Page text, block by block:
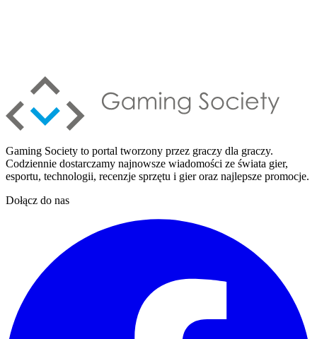
Gaming Society to portal tworzony przez graczy dla graczy.
Codziennie dostarczamy najnowsze wiadomości ze świata gier,
esportu, technologii, recenzje sprzętu i gier oraz najlepsze promocje.
Dołącz do nas